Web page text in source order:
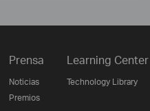
Prensa
Noticias
Premios
Learning Center
Technology Library